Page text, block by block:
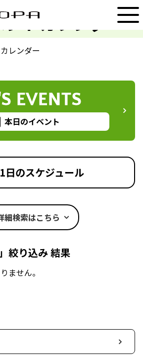
ントカレンダー
EVENT
レンダー
EVENTS
本日のイベント
のスケジュール
細検索はこちら
絞り込み 結果
ません。